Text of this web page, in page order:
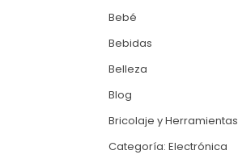
Bebé
Bebidas
Belleza
Blog
Bricolaje y Herramientas
Categoría: Electrónica